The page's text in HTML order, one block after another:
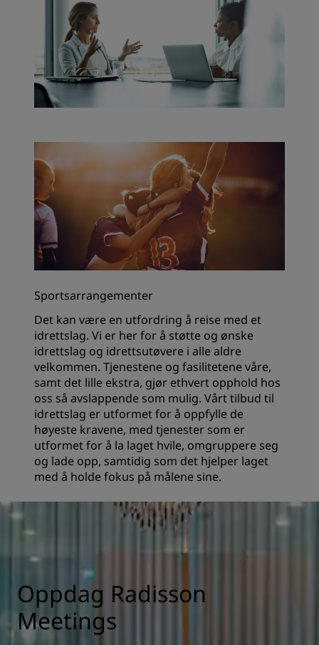
Sportsarrangementer
Det kan være en utfordring å reise med et
idrettslag. Vi er her for å støtte og ønske
idrettslag og idrettsutøvere i alle aldre
velkommen. Tjenestene og fasilitetene våre,
samt det lille ekstra, gjør ethvert opphold hos
oss så avslappende som mulig. Vårt tilbud til
idrettslag er utformet for å oppfylle de
høyeste kravene, med tjenester som er
utformet for å la laget hvile, omgruppere seg
og lade opp, samtidig som det hjelper laget
med å holde fokus på målene sine.
Oppdag Radisson
Meetings